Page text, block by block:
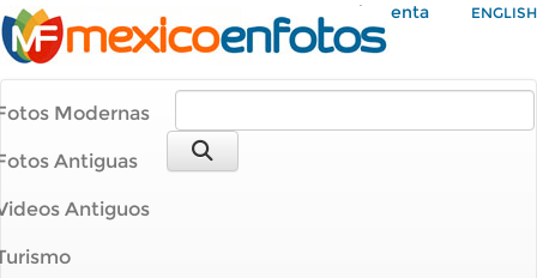
Mi Cuenta ENGLISH
Modernas
Antiguas
Antiguos